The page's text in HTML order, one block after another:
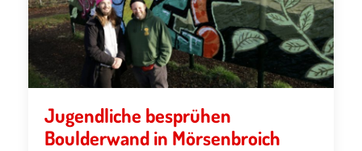
Jugendliche besprühen
Boulderwand in Mörsenbroich